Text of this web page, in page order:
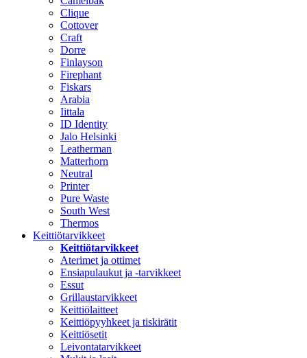
Clique
Cottover
Craft
Dorre
Finlayson
Firephant
Fiskars
Arabia
Iittala
ID Identity
Jalo Helsinki
Leatherman
Matterhorn
Neutral
Printer
Pure Waste
South West
Thermos
Keittiötarvikkeet
Keittiötarvikkeet
Aterimet ja ottimet
Ensiapulaukut ja -tarvikkeet
Essut
Grillaustarvikkeet
Keittiölaitteet
Keittiöpyyhkeet ja tiskirätit
Keittiösetit
Leivontatarvikkeet